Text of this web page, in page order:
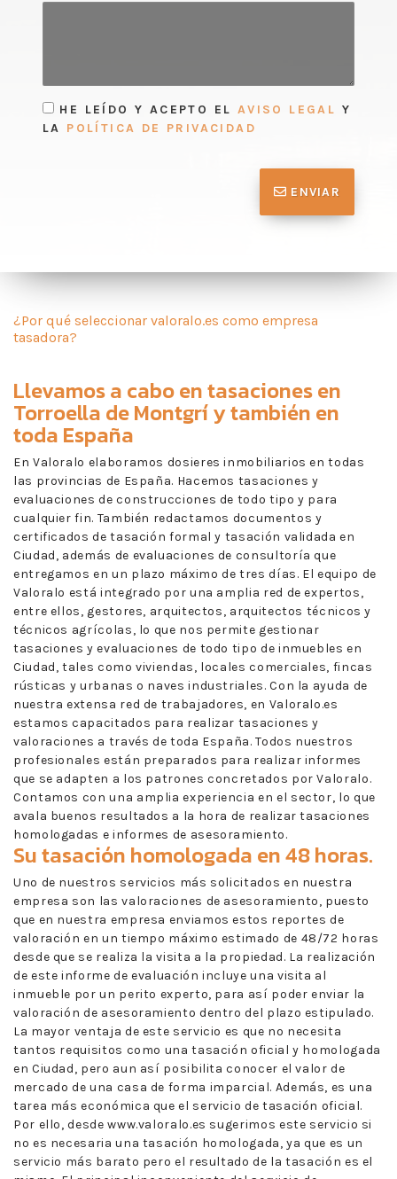
HE LEÍDO Y ACEPTO EL AVISO LEGAL Y
LA POLÍTICA DE PRIVACIDAD
ENVIAR
¿Por qué seleccionar valoralo.es como empresa
tasadora?
Llevamos a cabo entasaciones en
Torroella de Montgríy también en
toda España
En Valoralo elaboramos dosieres inmobiliarios en todas
las provincias de España. Hacemos tasaciones y
evaluaciones de construcciones de todo tipo y para
cualquier fin. También redactamos documentos y
certificados de tasación formal y tasación validada en
Ciudad, además de evaluaciones de consultoría que
entregamos en un plazo máximo de tres días. El equipo de
Valoralo está integrado por una amplia red de expertos,
entre ellos, gestores, arquitectos, arquitectos técnicos y
técnicos agrícolas, lo que nos permite gestionar
tasaciones y evaluaciones de todo tipo de inmuebles en
Ciudad, tales como viviendas, locales comerciales, fincas
rústicas y urbanas o naves industriales. Con la ayuda de
nuestra extensa red de trabajadores, en Valoralo.es
estamos capacitados para realizar tasaciones y
valoraciones a través de toda España. Todos nuestros
profesionales están preparados para realizar informes
que se adapten a los patrones concretados por Valoralo.
Contamos con una amplia experiencia en el sector, lo que
avala buenos resultados a la hora de realizar tasaciones
homologadas e informes de asesoramiento.
Su tasación homologada en 48 horas.
Uno de nuestros servicios más solicitados en nuestra
empresa son las valoraciones de asesoramiento, puesto
que en nuestra empresa enviamos estos reportes de
valoración en un tiempo máximo estimado de 48/72 horas
desde que se realiza la visita a la propiedad. La realización
de este informe de evaluación incluye una visita al
inmueble por un perito experto, para así poder enviar la
valoración de asesoramiento dentro del plazo estipulado.
La mayor ventaja de este servicio es que no necesita
tantos requisitos como una tasación oficial y homologada
en Ciudad, pero aun así posibilita conocer el valor de
mercado de una casa de forma imparcial. Además, es una
tarea más económica que el servicio de tasación oficial.
Por ello, desde www.valoralo.es sugerimos este servicio si
no es necesaria una tasación homologada, ya que es un
servicio más barato pero el resultado de la tasación es el